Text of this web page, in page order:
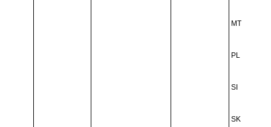
MT
PL
SI
SK